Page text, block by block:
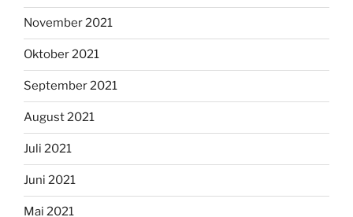
November 2021
Oktober 2021
September 2021
August 2021
Juli 2021
Juni 2021
Mai 2021